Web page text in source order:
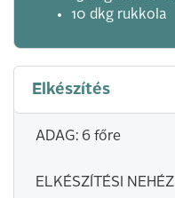
10 dkg rukkola
Elkészítés
ADAG: 6 főre
ELKÉSZÍTÉSI